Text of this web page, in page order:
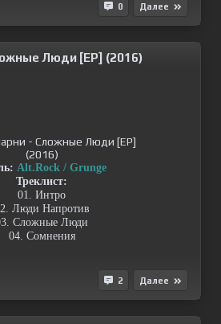
0 Далее
Люди [EP] (2016)
Alt.Rock / Grunge
Треклист:
01. Интро
Люди Напротив
Сложные Люди
04. Сомнения
2 Далее